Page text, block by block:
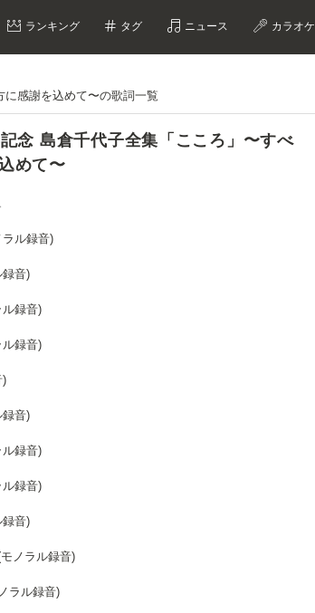
ランキング タグ ニュース カラオケ
感謝を込めて〜の歌詞一覧
念 島倉千代子全集「こころ」〜すべ
めて〜
ル録音)
音)
録音)
録音)
)
音)
録音)
録音)
音)
ノラル録音)
ラル録音)